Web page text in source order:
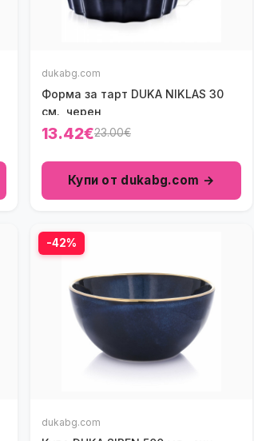
dukabg.com
Форма за тарт DUKA NIKLAS 30
см., черен
13.42€23.00€
Купи от dukabg.com →
-42%
dukabg.com